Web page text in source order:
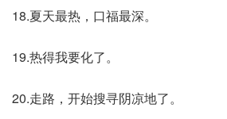
18.夏天最热，口福最深。
19.热得我要化了。
20.走路，开始搜寻阴凉地了。